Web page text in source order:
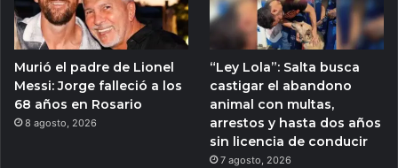
Murió el padre de Lionel
Messi: Jorge falleció a los
68 años en Rosario
8 agosto, 2026
“Ley Lola”: Salta busca
castigar el abandono
animal con multas,
arrestos y hasta dos años
sin licencia de conducir
7 agosto, 2026